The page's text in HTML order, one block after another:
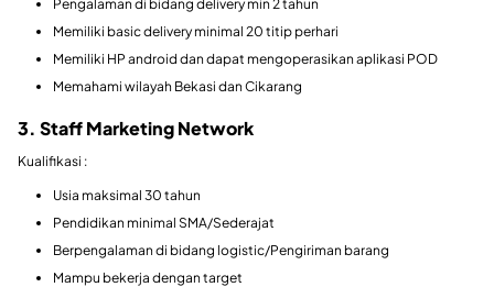
Pengalaman di bidang delivery min 2 tahun
Memiliki basic delivery minimal 20 titip perhari
Memiliki HP android dan dapat mengoperasikan aplikasi POD
Memahami wilayah Bekasi dan Cikarang
3. Staff Marketing Network
Kualifikasi :
Usia maksimal 30 tahun
Pendidikan minimal SMA/Sederajat
Berpengalaman di bidang logistic/Pengiriman barang
Mampu bekerja dengan target